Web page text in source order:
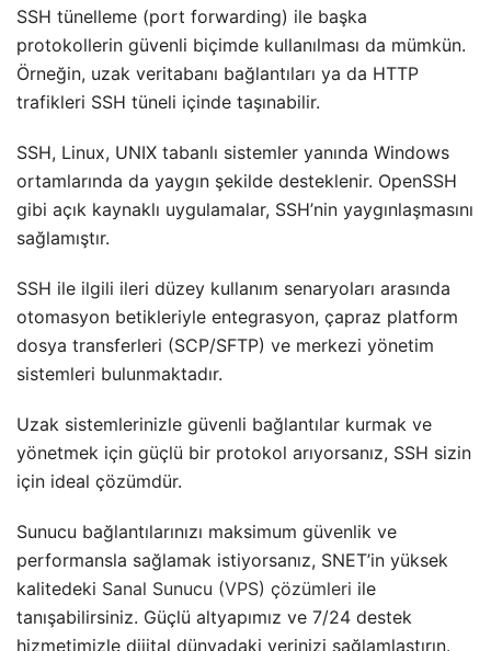
SSH tünelleme (port forwarding) ile başka
protokollerin güvenli biçimde kullanılması da mümkün.
Örneğin, uzak veritabanı bağlantıları ya da HTTP
trafikleri SSH tüneli içinde taşınabilir.
SSH, Linux, UNIX tabanlı sistemler yanında Windows
ortamlarında da yaygın şekilde desteklenir. OpenSSH
gibi açık kaynaklı uygulamalar, SSH’nin yaygınlaşmasını
sağlamıştır.
SSH ile ilgili ileri düzey kullanım senaryoları arasında
otomasyon betikleriyle entegrasyon, çapraz platform
dosya transferleri (SCP/SFTP) ve merkezi yönetim
sistemleri bulunmaktadır.
Uzak sistemlerinizle güvenli bağlantılar kurmak ve
yönetmek için güçlü bir protokol arıyorsanız, SSH sizin
için ideal çözümdür.
Sunucu bağlantılarınızı maksimum güvenlik ve
performansla sağlamak istiyorsanız, SNET’in yüksek
kalitedeki Sanal Sunucu (VPS) çözümleri ile
tanışabilirsiniz. Güçlü altyapımız ve 7/24 destek
hizmetimizle dijital dünyadaki yerinizi sağlamlaştırın.